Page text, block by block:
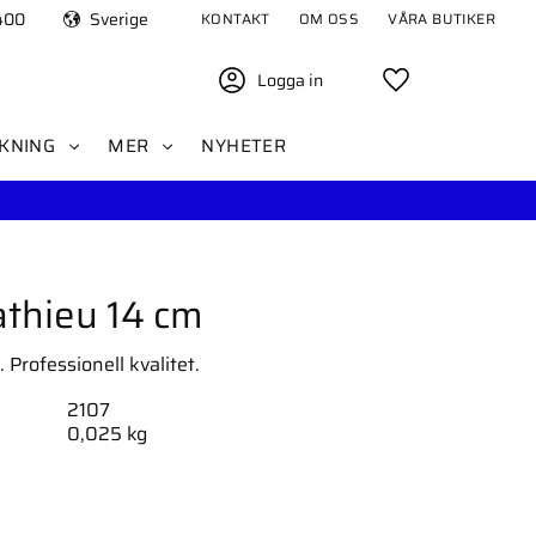
Sverige KONTAKT OM OSS VÅRA BUTIKER
Logga in
MER NYHETER
14 cm
Professionell kvalitet.
2107
0,025 kg